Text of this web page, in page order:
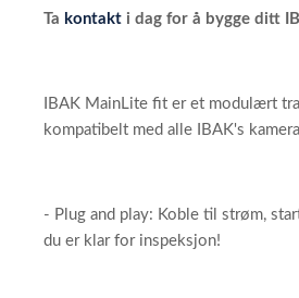
Ta kontakt i dag for å bygge ditt
IBAK MainLite fit er et modulært
kompatibelt med alle IBAK's
- Plug and play: Koble til strøm,
du er klar for inspeksjon!